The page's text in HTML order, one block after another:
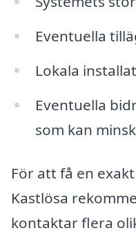
Eventuella
Lokala
Eventuella
som kan
För att få en
Kastlösa
kontaktar flera